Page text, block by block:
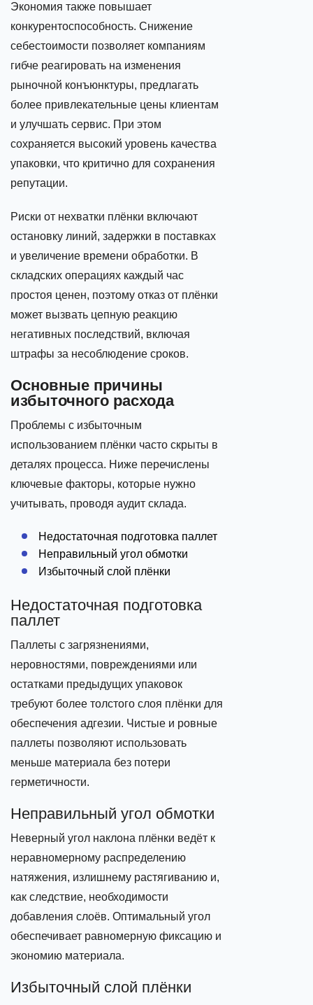
Экономия также повышает
конкурентоспособность. Снижение
себестоимости позволяет компаниям
гибче реагировать на изменения
рыночной конъюнктуры, предлагать
более привлекательные цены клиентам
и улучшать сервис. При этом
сохраняется высокий уровень качества
упаковки, что критично для сохранения
репутации.
Риски от нехватки плёнки включают
остановку линий, задержки в поставках
и увеличение времени обработки. В
складских операциях каждый час
простоя ценен, поэтому отказ от плёнки
может вызвать цепную реакцию
негативных последствий, включая
штрафы за несоблюдение сроков.
Основные причины
избыточного расхода
Проблемы с избыточным
использованием плёнки часто скрыты в
деталях процесса. Ниже перечислены
ключевые факторы, которые нужно
учитывать, проводя аудит склада.
Недостаточная подготовка паллет
Неправильный угол обмотки
Избыточный слой плёнки
Недостаточная подготовка
паллет
Паллеты с загрязнениями,
неровностями, повреждениями или
остатками предыдущих упаковок
требуют более толстого слоя плёнки для
обеспечения адгезии. Чистые и ровные
паллеты позволяют использовать
меньше материала без потери
герметичности.
Неправильный угол обмотки
Неверный угол наклона плёнки ведёт к
неравномерному распределению
натяжения, излишнему растягиванию и,
как следствие, необходимости
добавления слоёв. Оптимальный угол
обеспечивает равномерную фиксацию и
экономию материала.
Избыточный слой плёнки